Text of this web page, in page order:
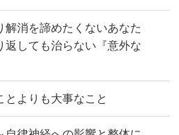
解消を諦めたくないあなた
返しても治らない『意外な
とよりも大事なこと